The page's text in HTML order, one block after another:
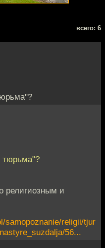
всего: 6
тюрьма"?
религиозным и
samopoznanie/religii/tjur
56...